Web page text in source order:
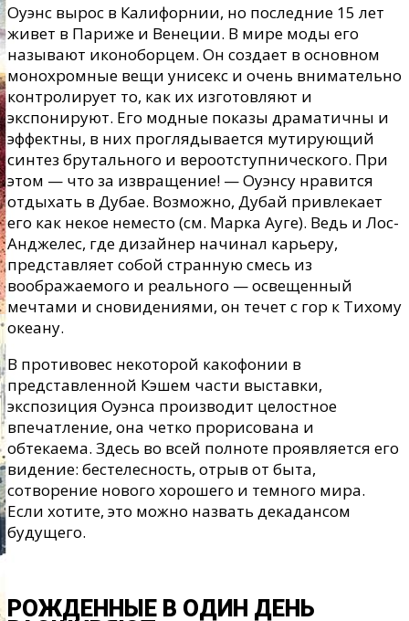
Оуэнс вырос в Калифорнии, но последние 15 лет
живет в Париже и Венеции. В мире моды его
называют иконоборцем. Он создает в основном
монохромные вещи унисекс и очень внимательно
контролирует то, как их изготовляют и
экспонируют. Его модные показы драматичны и
эффектны, в них проглядывается мутирующий
синтез брутального и вероотступнического. При
этом — что за извращение! — Оуэнсу нравится
отдыхать в Дубае. Возможно, Дубай привлекает
его как некое неместо (см. Марка Ауге). Ведь и Лос-
Анджелес, где дизайнер начинал карьеру,
представляет собой странную смесь из
воображаемого и реального — освещенный
мечтами и сновидениями, он течет с гор к Тихому
океану.
В противовес некоторой какофонии в
представленной Кэшем части выставки,
экспозиция Оуэнса производит целостное
впечатление, она четко прорисована и
обтекаема. Здесь во всей полноте проявляется его
видение: бестелесность, отрыв от быта,
сотворение нового хорошего и темного мира.
Если хотите, это можно назвать декадансом
будущего.
РОЖДЕННЫЕ В ОДИН ДЕНЬ